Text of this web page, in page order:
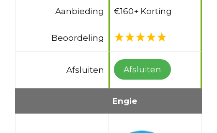
Aanbieding €160+ Korting
Beoordeling
Afsluiten Afsluiten
Engie